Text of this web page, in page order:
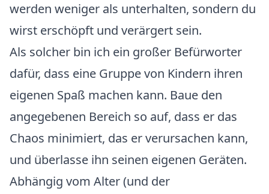
werden weniger als unterhalten, sondern du
wirst erschöpft und verärgert sein.
Als solcher bin ich ein großer Befürworter
dafür, dass eine Gruppe von Kindern ihren
eigenen Spaß machen kann. Baue den
angegebenen Bereich so auf, dass er das
Chaos minimiert, das er verursachen kann,
und überlasse ihn seinen eigenen Geräten.
Abhängig vom Alter (und der